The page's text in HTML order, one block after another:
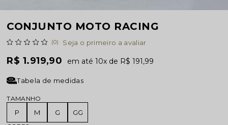
CONJUNTO MOTO RACING
(0) Seja o primeiro a avaliar
R$ 1.919,90 10x R$ 191,99
Tabela de medidas
TAMANHO
P M G GG